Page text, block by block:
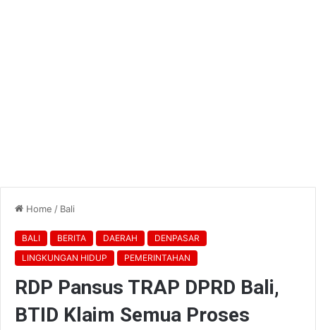
Home / Bali
BALI BERITA DAERAH
DENPASAR
LINGKUNGAN HIDUP
PEMERINTAHAN
RDP Pansus TRAP DPRD Bali,
BTID Klaim Semua Proses